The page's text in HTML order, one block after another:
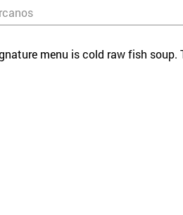
menu is cold raw fish soup.